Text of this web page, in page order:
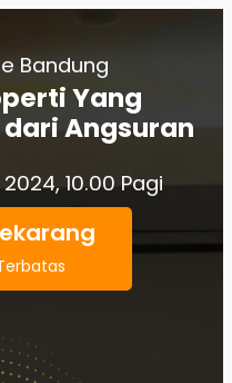
Bandung
Yang
Angsuran
10.00 Pagi